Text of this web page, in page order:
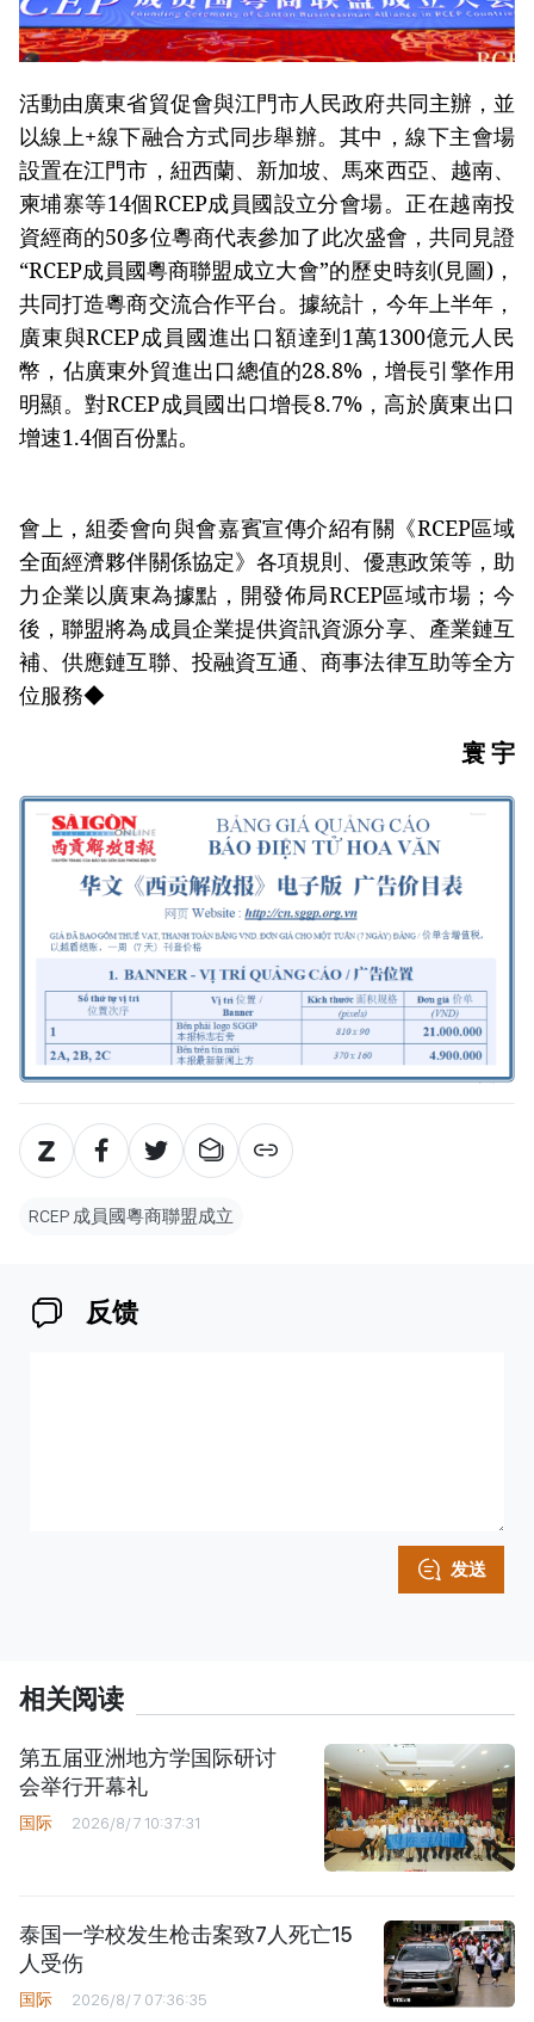
活動由廣東省貿促會與江門市人民政府共同主辦，並
以線上+線下融合方式同步舉辦。其中，線下主會場
設置在江門市，紐西蘭、新加坡、馬來西亞、越南、
柬埔寨等14個RCEP成員國設立分會場。正在越南投
資經商的50多位粵商代表參加了此次盛會，共同見證
“RCEP成員國粵商聯盟成立大會”的歷史時刻(見圖)，
共同打造粵商交流合作平台。據統計，今年上半年，
廣東與RCEP成員國進出口額達到1萬1300億元人民
幣，佔廣東外貿進出口總值的28.8%，增長引擎作用
明顯。對RCEP成員國出口增長8.7%，高於廣東出口
增速1.4個百份點。
會上，組委會向與會嘉賓宣傳介紹有關《RCEP區域
全面經濟夥伴關係協定》各項規則、優惠政策等，助
力企業以廣東為據點，開發佈局RCEP區域市場；今
後，聯盟將為成員企業提供資訊資源分享、產業鏈互
補、供應鏈互聯、投融資互通、商事法律互助等全方
位服務◆
寰 宇
RCEP 成員國粵商聯盟成立
反馈
发送
相关阅读
第五届亚洲地方学国际研讨
会举行开幕礼
国际 2026/8/7 10:37:31
泰国一学校发生枪击案致7人死亡15
人受伤
国际 2026/8/7 07:36:35